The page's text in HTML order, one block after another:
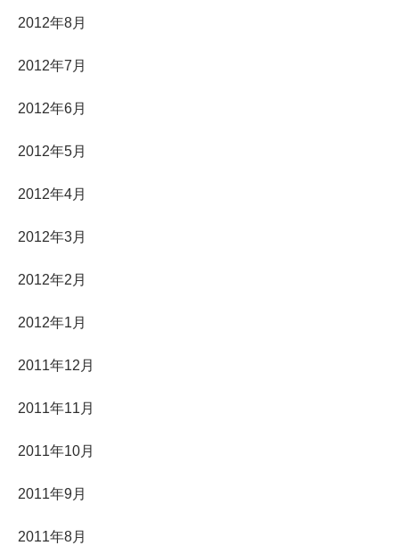
2012年8月
2012年7月
2012年6月
2012年5月
2012年4月
2012年3月
2012年2月
2012年1月
2011年12月
2011年11月
2011年10月
2011年9月
2011年8月